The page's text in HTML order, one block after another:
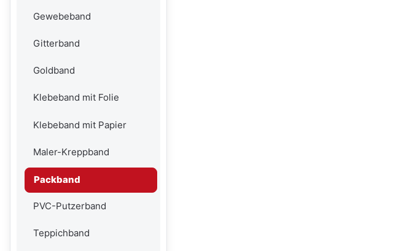
Gewebeband
Gitterband
Goldband
Klebeband mit Folie
Klebeband mit Papier
Maler-Kreppband
Packband
PVC-Putzerband
Teppichband